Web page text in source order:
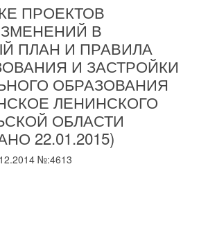
ПРОЕКТОВ
В
ПЛАН И ПРАВИЛА
И ЗАСТРОЙКИ
ОБРАЗОВАНИЯ
ЛЕНИНСКОГО
ОБЛАСТИ
22.01.2015)
№:4613